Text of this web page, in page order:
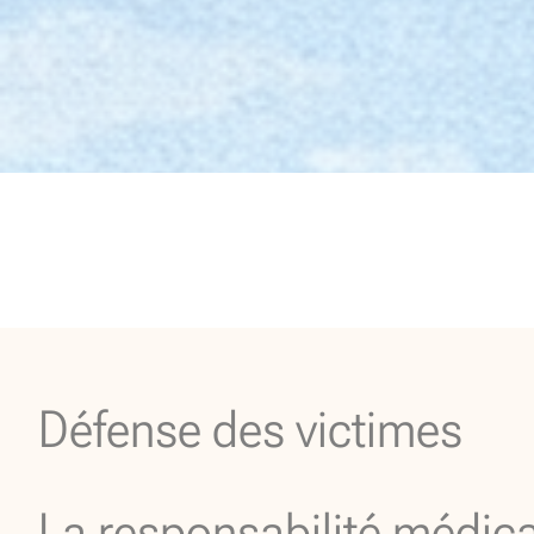
Défense des victimes